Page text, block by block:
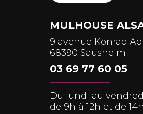
MULHOUSE
9 avenue Konrad
68390 Sausheim
03 69 77 60 05
Du lundi au
de 9h à 12h et de